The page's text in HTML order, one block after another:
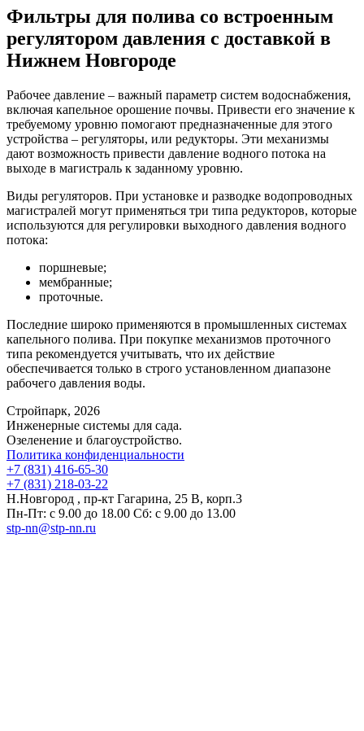
Фильтры для полива со встроенным
регулятором давления с доставкой в
Нижнем Новгороде
Рабочее давление – важный параметр систем водоснабжения,
включая капельное орошение почвы. Привести его значение к
требуемому уровню помогают предназначенные для этого
устройства – регуляторы, или редукторы. Эти механизмы
дают возможность привести давление водного потока на
выходе в магистраль к заданному уровню.
Виды регуляторов. При установке и разводке водопроводных
магистралей могут применяться три типа редукторов, которые
используются для регулировки выходного давления водного
потока:
поршневые;
мембранные;
проточные.
Последние широко применяются в промышленных системах
капельного полива. При покупке механизмов проточного
типа рекомендуется учитывать, что их действие
обеспечивается только в строго установленном диапазоне
рабочего давления воды.
Стройпарк, 2026
Инженерные системы для сада.
Озеленение и благоустройство.
Политика конфиденциальности
+7 (831) 416-65-30
+7 (831) 218-03-22
Н.Новгород , пр-кт Гагарина, 25 В, корп.3
Пн-Пт: с 9.00 до 18.00 Сб: с 9.00 до 13.00
stp-nn@stp-nn.ru